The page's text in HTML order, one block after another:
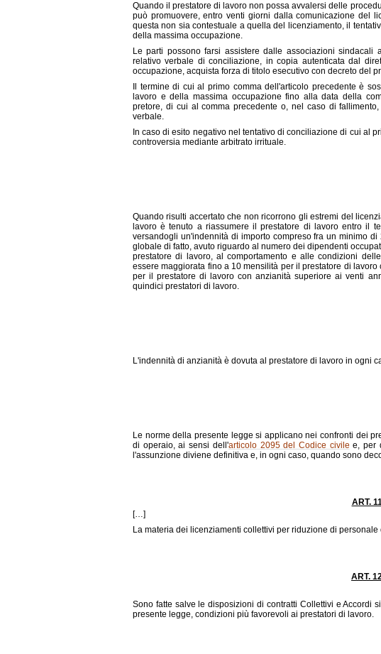
Quando il prestatore di lavoro non possa avvalersi delle
può promuovere, entro venti giorni dalla comunicazione del
questa non sia contestuale a quella del licenziamento, il
della massima occupazione.
Le parti possono farsi assistere dalle associazioni sindacali
relativo verbale di conciliazione, in copia autenticata dal
occupazione, acquista forza di titolo esecutivo con decreto del
Il termine di cui al primo comma dell'articolo precedente è
lavoro e della massima occupazione fino alla data della
pretore, di cui al comma precedente o, nel caso di
verbale.
In caso di esito negativo nel tentativo di conciliazione di cui al
controversia mediante arbitrato irrituale.
Quando risulti accertato che non ricorrono gli estremi del
lavoro è tenuto a riassumere il prestatore di lavoro entro il
versandogli un'indennità di importo compreso fra un minimo
globale di fatto, avuto riguardo al numero dei dipendenti
prestatore di lavoro, al comportamento e alle condizioni
essere maggiorata fino a 10 mensilità per il prestatore di
per il prestatore di lavoro con anzianità superiore ai venti
quindici prestatori di lavoro.
L'indennità di anzianità è dovuta al prestatore di lavoro in ogni
Le norme della presente legge si applicano nei confronti dei
di operaio, ai sensi dell'articolo 2095 del Codice civile e, per
l'assunzione diviene definitiva e, in ogni caso, quando sono
ART.
[…]
La materia dei licenziamenti collettivi per riduzione di
ART.
Sono fatte salve le disposizioni di contratti Collettivi e Accordi
presente legge, condizioni più favorevoli ai prestatori di lavoro.